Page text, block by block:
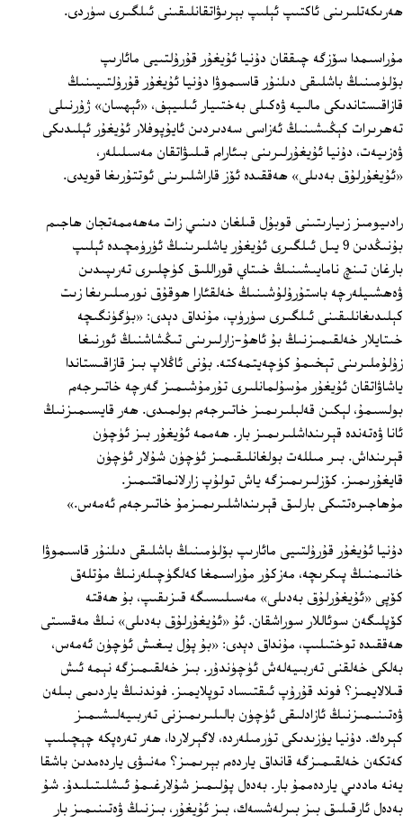
ھەرىكەتلىرىنى ئاكتىپ ئېلىپ بېرىۋاتقانلىقىنى ئىلگىرى سۈردى.
مۇراسىمدا سۆزگە چىققان دۇنيا ئۇيغۇر قۇرۇلتىيى مائارىپ
بۆلۈمىنىڭ باشلىقى دىلنۇر قاسىموۋا دۇنيا ئۇيغۇر قۇرۇلتىيىنىڭ
قازاقىستاندىكى مالىيە ۋەكىلى بەختىيار ئىلىيېف، «ئېھسان» ژۇرنىلى
تەھرىرات كېڭىشىنىڭ ئەزاسى سەدىردىن ئايۇپوفلار ئۇيغۇر ئېلىدىكى
ۋەزىيەت، دۇنيا ئۇيغۇرلىرىنى بىئارام قىلىۋاتقان مەسىلىلەر،
«ئۇيغۇرلۇق بەدىلى» ھەققىدە ئۆز قاراشلىرىنى ئوتتۇرىغا قويدى.
رادىيومىز زىيارىتىنى قوبۇل قىلغان دىنىي زات مەھەممەتجان ھاجىم
بۇنىڭدىن 9 يىل ئىلگىرى ئۇيغۇر ياشلىرىنىڭ ئۈرۈمچىدە ئېلىپ
بارغان تىنچ نامايىشىنىڭ خىتاي قوراللىق كۈچلىرى تەرىپىدىن
ۋەھشىيلەرچە باستۇرۇلۇشىنىڭ خەلقئارا ھوقۇق نورمىلىرىغا زىت
كېلىدىغانلىقىنى ئىلگىرى سۈرۈپ، مۇنداق دېدى: «بۈگۈنگىچە
خىتايلار خەلقىمىزنىڭ بۇ ئاھۇ-زارلىرىنى تىڭشاشنىڭ ئورنىغا
زۇلۇملىرىنى تېخىمۇ كۈچەيتمەكتە. بۇنى ئاڭلاپ بىز قازاقىستاندا
ياشاۋاتقان ئۇيغۇر مۇسۇلمانلىرى تۇرمۇشىمىز گەرچە خاتىرجەم
بولسىمۇ، لېكىن قەلبلىرىمىز خاتىرجەم بولمىدى. ھەر قايسىمىزنىڭ
ئانا ۋەتەندە قېرىنداشلىرىمىز بار. ھەممە ئۇيغۇر بىز ئۈچۈن
قېرىنداش. بىر مىللەت بولغانلىقىمىز ئۈچۈن شۇلار ئۈچۈن
قايغۇرىمىز. كۆزلىرىمىزگە ياش تولۇپ زارلانماقتىمىز.
مۇھاجىرەتتىكى بارلىق قېرىنداشلىرىمىزمۇ خاتىرجەم ئەمەس.»
دۇنيا ئۇيغۇر قۇرۇلتىيى مائارىپ بۆلۈمىنىڭ باشلىقى دىلنۇر قاسىموۋا
خانىمنىڭ پىكرىچە، مەزكۇر مۇراسىمغا كەلگۈچىلەرنىڭ مۇتلەق
كۆپى «ئۇيغۇرلۇق بەدىلى» مەسىلىسىگە قىزىقىپ، بۇ ھەقتە
كۆپلىگەن سوئاللار سوراشقان. ئۇ «ئۇيغۇرلۇق بەدىلى» نىڭ مەقسىتى
ھەققىدە توختىلىپ، مۇنداق دېدى: «بۇ پۇل يىغىش ئۈچۈن ئەمەس،
بەلكى خەلقنى تەربىيەلەش ئۈچۈندۇر. بىز خەلقىمىزگە نېمە ئىش
قىلالايمىز؟ فوند قۇرۇپ ئىقتىساد توپلايمىز. فوندنىڭ ياردىمى بىلەن
ۋەتىنىمىزنىڭ ئازادلىقى ئۈچۈن بالىلىرىمىزنى تەربىيەلىشىمىز
كېرەك. دۇنيا يۈزىدىكى تۈرمىلەردە، لاگېرلاردا، ھەر تەرەپكە چېچىلىپ
كەتكەن خەلقىمىزگە قانداق ياردەم بېرىمىز؟ مەنىۋى ياردەمدىن باشقا
يەنە ماددىي ياردەممۇ بار. بەدەل پۇلىمىز شۇلارغىمۇ ئىشلىتىلىدۇ. شۇ
بەدەل ئارقىلىق بىز بىرلەشسەك، بىز ئۇيغۇر، بىزنىڭ ۋەتىنىمىز بار